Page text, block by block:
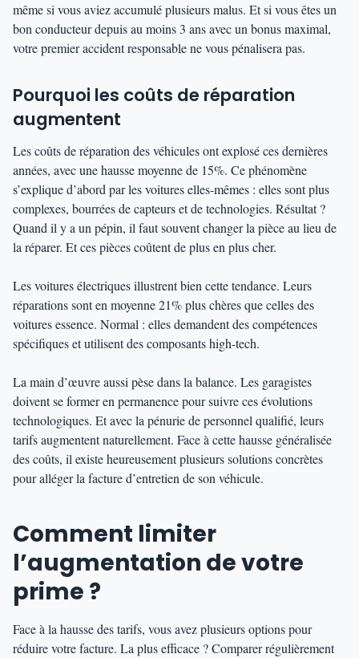
même si vous aviez accumulé plusieurs malus. Et si vous êtes un
bon conducteur depuis au moins 3 ans avec un bonus maximal,
votre premier accident responsable ne vous pénalisera pas.
Pourquoi les coûts de réparation
augmentent
Les coûts de réparation des véhicules ont explosé ces dernières
années, avec une hausse moyenne de 15%. Ce phénomène
s’explique d’abord par les voitures elles-mêmes : elles sont plus
complexes, bourrées de capteurs et de technologies. Résultat ?
Quand il y a un pépin, il faut souvent changer la pièce au lieu de
la réparer. Et ces pièces coûtent de plus en plus cher.
Les voitures électriques illustrent bien cette tendance. Leurs
réparations sont en moyenne 21% plus chères que celles des
voitures essence. Normal : elles demandent des compétences
spécifiques et utilisent des composants high-tech.
La main d’œuvre aussi pèse dans la balance. Les garagistes
doivent se former en permanence pour suivre ces évolutions
technologiques. Et avec la pénurie de personnel qualifié, leurs
tarifs augmentent naturellement. Face à cette hausse généralisée
des coûts, il existe heureusement plusieurs solutions concrètes
pour alléger la facture d’entretien de son véhicule.
Comment limiter
l’augmentation de votre
prime ?
Face à la hausse des tarifs, vous avez plusieurs options pour
réduire votre facture. La plus efficace ? Comparer régulièrement